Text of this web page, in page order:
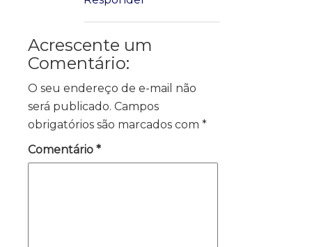
Acrescente um
Comentário:
O seu endereço de e-mail não
será publicado. Campos
obrigatórios são marcados com *
Comentário *